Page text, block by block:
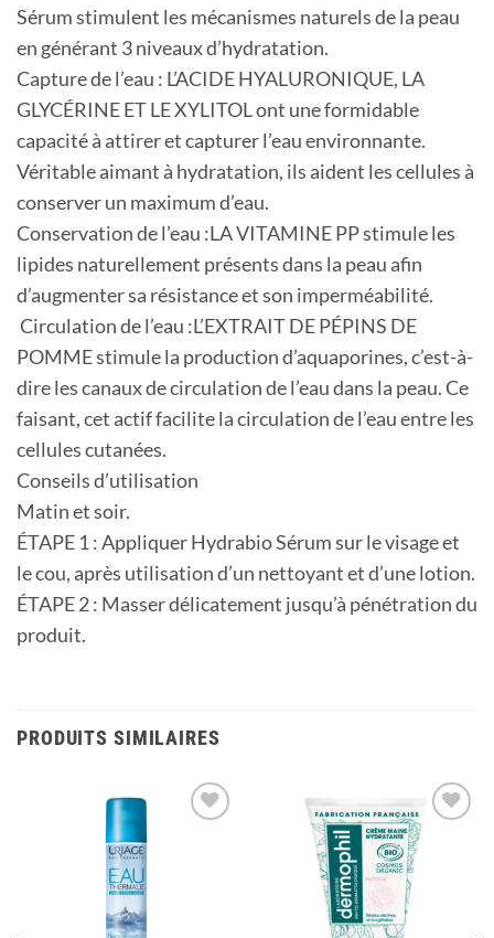
Sérum stimulent les mécanismes naturels de la peau
en générant 3 niveaux d’hydratation.
Capture de l’eau : L’ACIDE HYALURONIQUE, LA
GLYCÉRINE ET LE XYLITOL ont une formidable
capacité à attirer et capturer l’eau environnante.
Véritable aimant à hydratation, ils aident les cellules à
conserver un maximum d’eau.
Conservation de l’eau :LA VITAMINE PP stimule les
lipides naturellement présents dans la peau afin
d’augmenter sa résistance et son imperméabilité.
Circulation de l’eau :L’EXTRAIT DE PÉPINS DE
POMME stimule la production d’aquaporines, c’est-à-
dire les canaux de circulation de l’eau dans la peau. Ce
faisant, cet actif facilite la circulation de l’eau entre les
cellules cutanées.
Conseils d’utilisation
Matin et soir.
ÉTAPE 1 : Appliquer Hydrabio Sérum sur le visage et
le cou, après utilisation d’un nettoyant et d’une lotion.
ÉTAPE 2 : Masser délicatement jusqu’à pénétration du
produit.
PRODUITS SIMILAIRES